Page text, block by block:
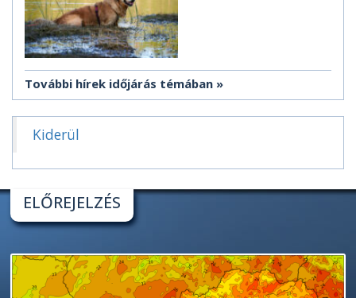
További hírek időjárás témában
Kiderül
ELŐREJELZÉS